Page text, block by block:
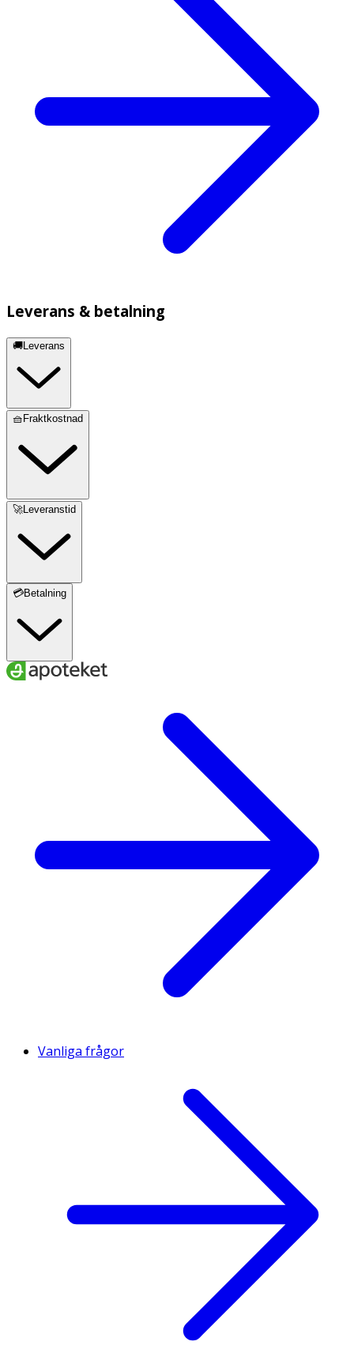
Leverans & betalning
🚚Leverans
🧺Fraktkostnad
🚀Leveranstid
💳Betalning
Vanliga frågor